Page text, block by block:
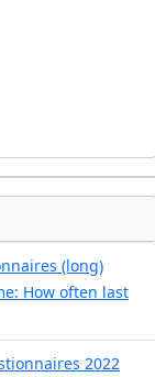
(long)
How often last
2022